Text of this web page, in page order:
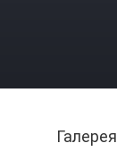
Галерея